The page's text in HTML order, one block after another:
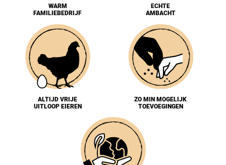
WARM
FAMILIEBEDRIJF
ECHTE
AMBACHT
ALTIJD VRIJE
UITLOOP EIEREN
ZO MIN MOGELIJK
TOEVOEGINGEN